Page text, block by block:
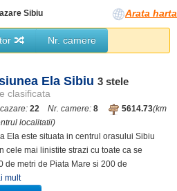
Sibiu Arata harta
Nr. camere
Ela Sibiu 3 stele
clasificata
22 Nr. camere: 8 5614.73(km
localitatii)
Ela este situata in centrul orasului Sibiu
cele mai linistite strazi cu toate ca se
de metri de Piata Mare si 200 de
mult